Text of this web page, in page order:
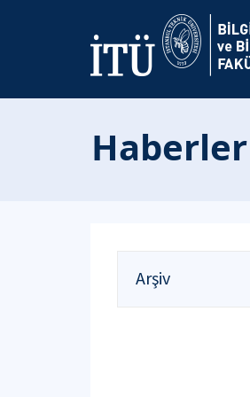
Haberler
Arşiv